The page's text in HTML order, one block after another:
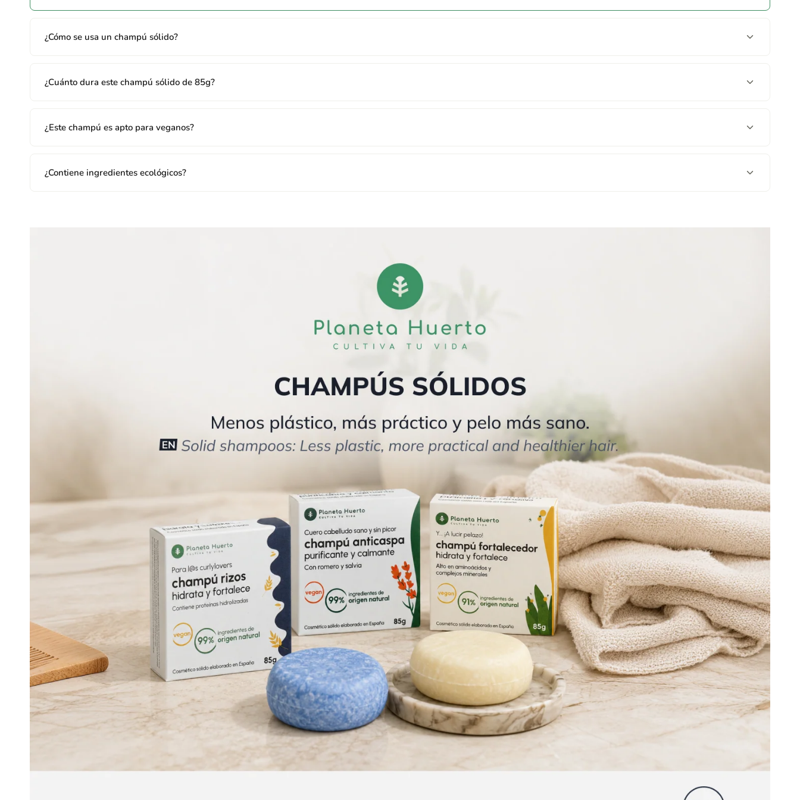
¿Cómo se usa un champú sólido?
¿Cuánto dura este champú sólido de 85g?
¿Este champú es apto para veganos?
¿Contiene ingredientes ecológicos?